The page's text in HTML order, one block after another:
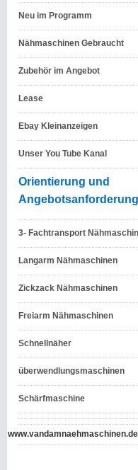
Neu im Programm
Nähmaschinen Gebraucht
Zubehör im Angebot
Lease
Ebay Kleinanzeigen
Unser You Tube Kanal
Orientierung und
Angebotsanforderung
3- Fachtransport
Langarm Nähmaschinen
Zickzack Nähmaschinen
Freiarm Nähmaschinen
Schnellnäher
überwendlungsmaschinen
Schärfmaschine
www.vandamnaehmaschinen.de